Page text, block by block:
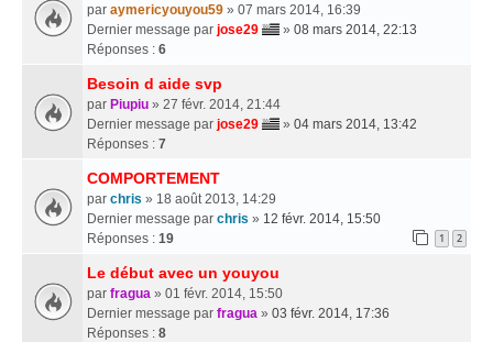
par aymericyouyou59 » 07 mars 2014, 16:39
Dernier message par jose29 » 08 mars 2014, 22:13
Réponses : 6
Besoin d aide svp
par Piupiu » 27 févr. 2014, 21:44
Dernier message par jose29 » 04 mars 2014, 13:42
Réponses : 7
COMPORTEMENT
par chris » 18 août 2013, 14:29
Dernier message par chris » 12 févr. 2014, 15:50
Réponses : 19 1 2
Le début avec un youyou
par fragua » 01 févr. 2014, 15:50
Dernier message par fragua » 03 févr. 2014, 17:36
Réponses : 8